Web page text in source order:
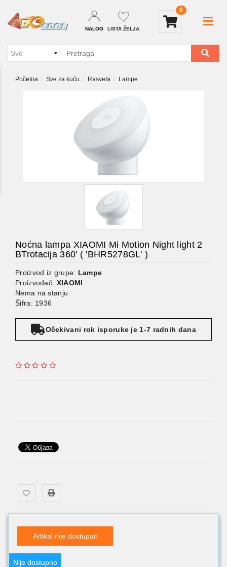
NALOG LISTA ŽELJA
0
Početna Sve za kuću Rasveta Lampe
Noćna lampa XIAOMI Mi Motion Night light 2
BTrotacija 360' ( 'BHR5278GL' )
Proizvod iz grupe: Lampe
Proizvođač: XIAOMI
Nema na stanju
Šifra: 1936
Očekivani rok isporuke je 1-7 radnih dana
Artikal nije dostupan
Nije dostupno